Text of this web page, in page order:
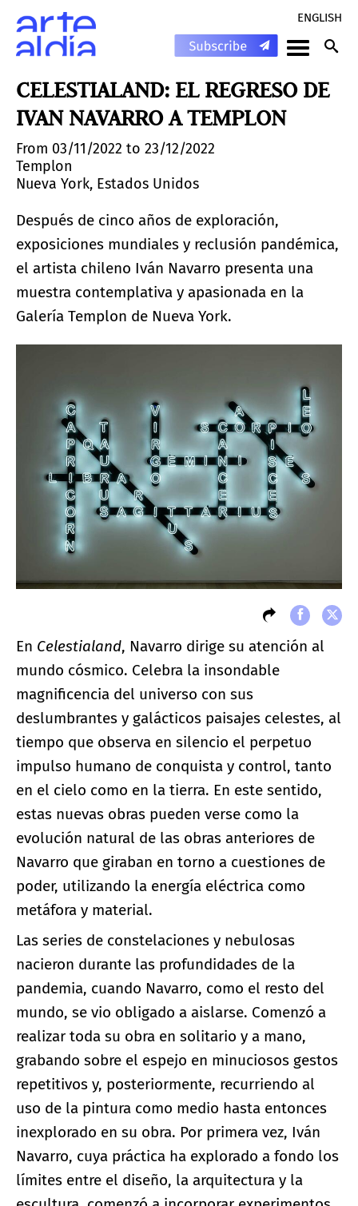
ENGLISH
CELESTIALAND: EL REGRESO DE
IVAN NAVARRO A TEMPLON
From 03/11/2022 to 23/12/2022
Templon
Nueva York, Estados Unidos
Después de cinco años de exploración,
exposiciones mundiales y reclusión pandémica,
el artista chileno Iván Navarro presenta una
muestra contemplativa y apasionada en la
Galería Templon de Nueva York.
En Celestialand, Navarro dirige su atención al
mundo cósmico. Celebra la insondable
magnificencia del universo con sus
deslumbrantes y galácticos paisajes celestes, al
tiempo que observa en silencio el perpetuo
impulso humano de conquista y control, tanto
en el cielo como en la tierra. En este sentido,
estas nuevas obras pueden verse como la
evolución natural de las obras anteriores de
Navarro que giraban en torno a cuestiones de
poder, utilizando la energía eléctrica como
metáfora y material.
Las series de constelaciones y nebulosas
nacieron durante las profundidades de la
pandemia, cuando Navarro, como el resto del
mundo, se vio obligado a aislarse. Comenzó a
realizar toda su obra en solitario y a mano,
grabando sobre el espejo en minuciosos gestos
repetitivos y, posteriormente, recurriendo al
uso de la pintura como medio hasta entonces
inexplorado en su obra. Por primera vez, Iván
Navarro, cuya práctica ha explorado a fondo los
límites entre el diseño, la arquitectura y la